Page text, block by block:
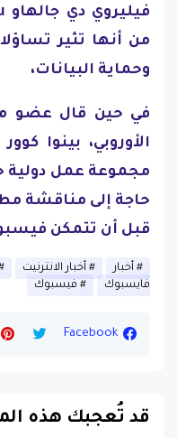
من أنها تثير
وحماية البيانات،
في حين قال عضو
مجموعة عمل دولية
حاجة إلى مناقشة
قبل أن تتمكن
أخبار أخبار الانترنيت
فايسبوك
فيسبوك
Facebook
قد تُعجبك هذه